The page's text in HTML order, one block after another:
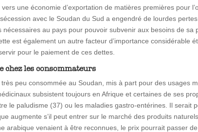
une économie d’exportation de matières premières pour
avec le Soudan du Sud a engendré de lourdes
nécessaires au pays pour pouvoir subvenir aux besoins de
est également un autre facteur d’importance considérable
pour le paiement de ces dettes.
chez les consommateurs
peu consommée au Soudan, mis à part pour des usages
subsistent toujours en Afrique et certaines de ses
le paludisme (37) ou les maladies gastro-entérines. Il serait
augmente s’il peut entrer sur le marché des produits
arabique venaient à être reconnues, le prix pourrait passer